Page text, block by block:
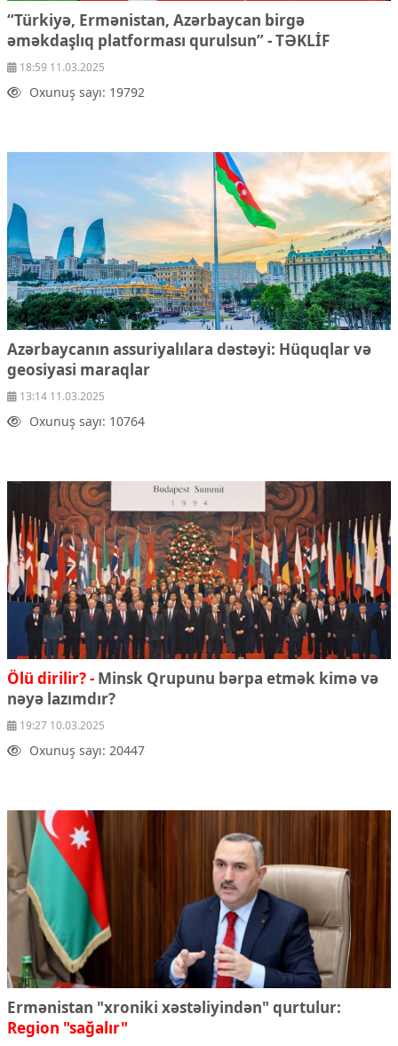
“Türkiyə, Ermənistan, Azərbaycan birgə
əməkdaşlıq platforması qurulsun” - TƏKLİF
18:59 11.03.2025
Oxunuş sayı: 19792
Azərbaycanın assuriyalılara dəstəyi: Hüquqlar və
geosiyasi maraqlar
13:14 11.03.2025
Oxunuş sayı: 10764
Ölü dirilir? - Minsk Qrupunu bərpa etmək kimə və
nəyə lazımdır?
19:27 10.03.2025
Oxunuş sayı: 20447
Ermənistan "xroniki xəstəliyindən" qurtulur:
Region "sağalır"